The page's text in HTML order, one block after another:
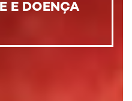
E DOENÇA